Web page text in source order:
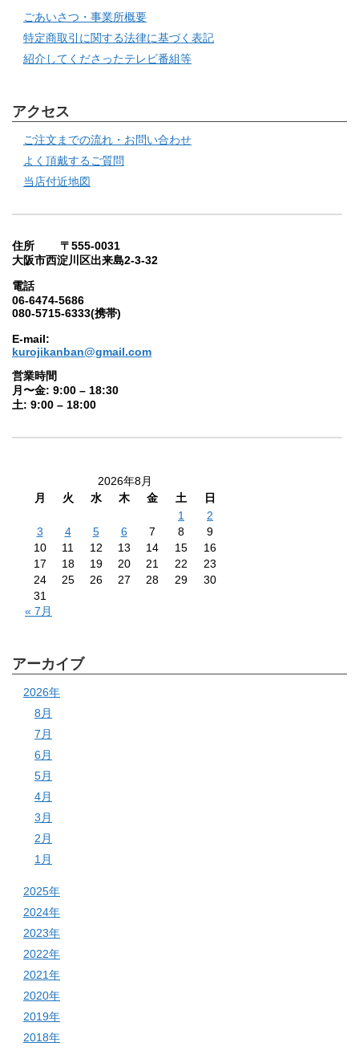
ごあいさつ・事業所概要
特定商取引に関する法律に基づく表記
紹介してくださったテレビ番組等
アクセス
ご注文までの流れ・お問い合わせ
よく頂戴するご質問
当店付近地図
住所 〒555-0031
大阪市西淀川区出来島2-3-32
電話
06-6474-5686
080-5715-6333(携帯)
E-mail:
kurojikanban@gmail.com
営業時間
月〜金: 9:00 – 18:30
土: 9:00 – 18:00
2026年8月
月
火 水 木 金 土
日
1
2
3
4 5 6 7 8
9
10
11 12 13 14 15
16
17
18 19 20 21 22
23
24
25 26 27 28 29
30
31
« 7月
アーカイブ
2026年
8月
7月
6月
5月
4月
3月
2月
1月
2025年
2024年
2023年
2022年
2021年
2020年
2019年
2018年